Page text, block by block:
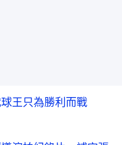
球王只為勝利而戰